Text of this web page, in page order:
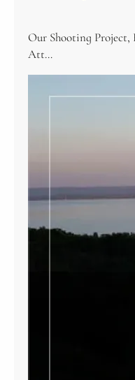
Our Shooting Project,
Att…